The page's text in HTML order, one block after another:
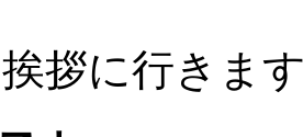
拶に行きま